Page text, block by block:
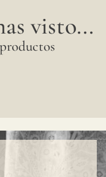
visto...